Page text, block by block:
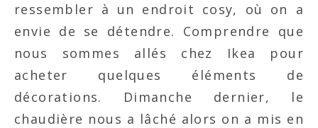
ressembler à un endroit cosy, où on a
envie de se détendre. Comprendre que
nous sommes allés chez Ikea pour
acheter quelques éléments de
décorations. Dimanche dernier, le
chaudière nous a lâché alors on a mis en